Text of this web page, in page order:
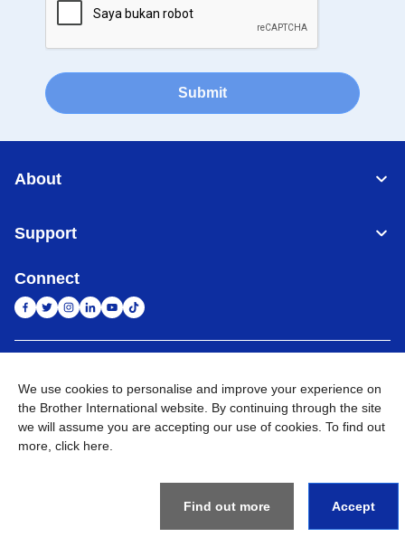
Submit
About
Support
Connect
Privacy Policy Ketentuan Penggunaan Site Map Kunjungi Situs Global
©2026BROTHER INTERNATIONAL SALES INDONESIA All
We use cookies to personalise and improve your experience on
the Brother International website. By continuing through the site
we will assume you are accepting our use of cookies. To find out
more, click here
Find out more Accept